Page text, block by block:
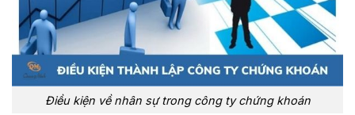
Điều kiện về nhân sự trong công ty chứng khoán